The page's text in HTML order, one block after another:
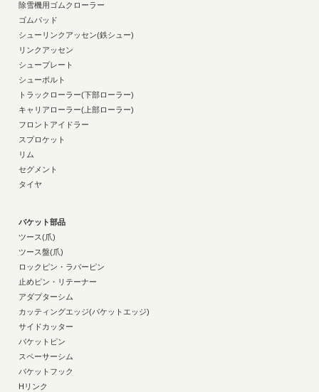
除雪機用ゴムクローラー
ゴムパッド
シューリンクアッセン(鉄シュー)
リンクアッセン
シュープレート
シューボルト
トラックローラー(下部ローラー)
キャリアローラー(上部ローラー)
フロントアイドラー
スプロケット
リム
セグメント
タイヤ
バケット部品
ツース(爪)
ツース盤(爪)
ロックピン・ラバーピン
止めピン・リテーナー
アダプターシム
カッティングエッジ(バケットエッジ)
サイドカッター
バケットピン
スペーサーシム
バケットフック
Hリンク